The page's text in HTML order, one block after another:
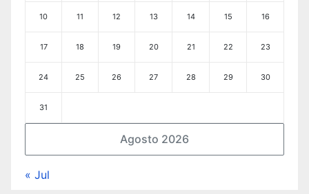
Agosto 2026
10 11 12 13 14 15 16
17 18 19 20 21 22 23
24 25 26 27 28 29 30
31
« Jul